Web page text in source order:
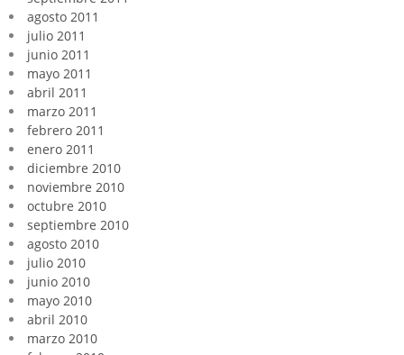
agosto 2011
julio 2011
junio 2011
mayo 2011
abril 2011
marzo 2011
febrero 2011
enero 2011
diciembre 2010
noviembre 2010
octubre 2010
septiembre 2010
agosto 2010
julio 2010
junio 2010
mayo 2010
abril 2010
marzo 2010